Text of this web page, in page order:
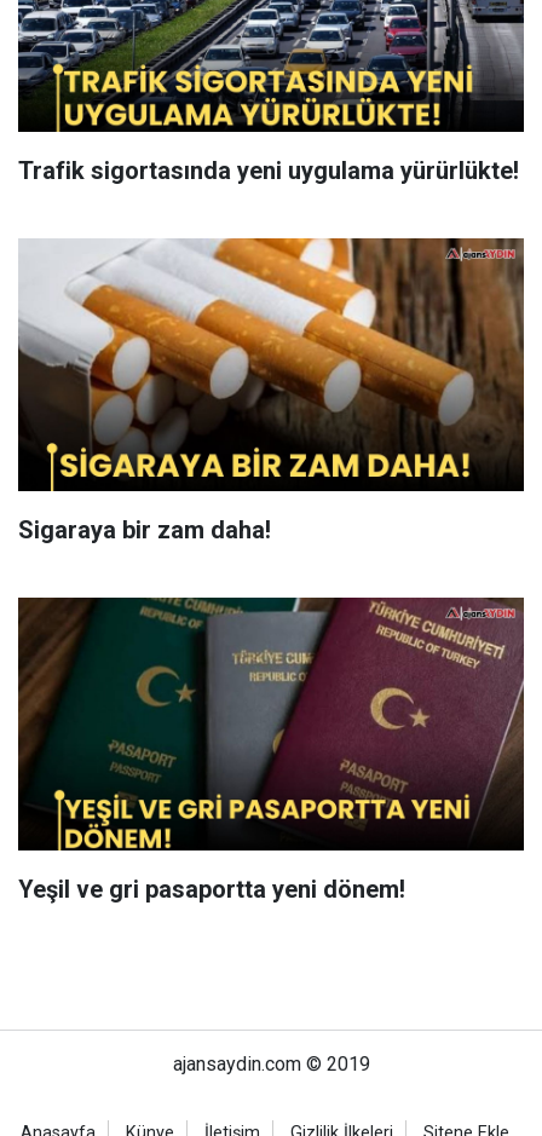
Trafik sigortasında yeni uygulama yürürlükte!
Sigaraya bir zam daha!
Yeşil ve gri pasaportta yeni dönem!
ajansaydin.com © 2019